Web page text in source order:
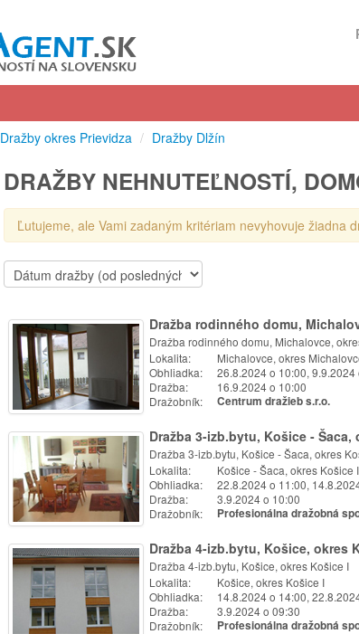
Dražby okres Prievidza / Dražby Dlžín
DRAŽBY NEHNUTEĽNOSTÍ,
Ľutujeme, ale Vami zadaným kritériam nevyhovuje žiadna
Dražba rodinného domu,
Dražba rodinného domu, Michalovce,
Lokalita:
Michalovce, okres
Obhliadka:
26.8.2024 o 10:00, 9.9.2024
Dražba:
16.9.2024 o 10:00
Dražobník:
Centrum dražieb s.r.o.
Dražba 3-izb.bytu, Košice - Šaca,
Dražba 3-izb.bytu, Košice - Šaca, okres
Lokalita:
Košice - Šaca, okres Košice
Obhliadka:
22.8.2024 o 11:00,
Dražba:
3.9.2024 o 10:00
Dražobník:
Profesionálna dražobná
Dražba 4-izb.bytu, Košice, okres
Dražba 4-izb.bytu, Košice, okres Košice I
Lokalita:
Košice, okres Košice I
Obhliadka:
14.8.2024 o 14:00,
Dražba:
3.9.2024 o 09:30
Dražobník:
Profesionálna dražobná